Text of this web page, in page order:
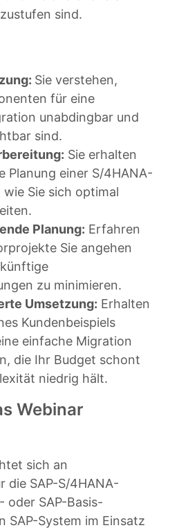
sind.
Sie verstehen,
für eine
unabdingbar und
sind.
Sie erhalten
Planung einer S/4HANA-
Sie sich optimal
Planung: Erfahren
Sie angehen
zu minimieren.
Umsetzung: Erhalten
Kundenbeispiels
einfache Migration
die Ihr Budget schont
niedrig hält.
Webinar
sich an
die SAP-S/4HANA-
oder SAP-Basis-
SAP-System im Einsatz